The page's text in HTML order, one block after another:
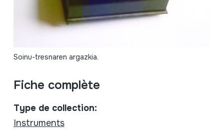
Soinu-tresnaren argazkia.
Fiche complète
Type de collection:
Instruments